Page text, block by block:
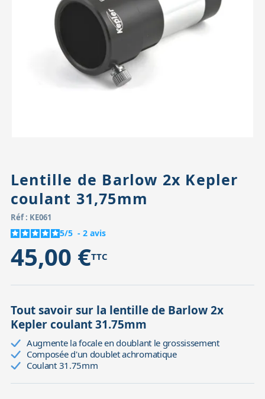
Accessoires pour montures
Têtes
Pièces détachées
Lentille de Barlow 2x Kepler
coulant 31,75mm
Réf : KE061
5/5 - 2 avis
45,00 €TTC
Tout savoir sur la lentille de Barlow 2x
Kepler coulant 31.75mm
Augmente la focale en doublant le grossissement
Composée d'un doublet achromatique
Coulant 31.75mm